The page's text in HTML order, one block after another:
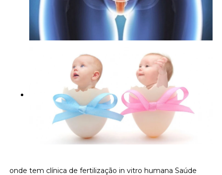
onde tem clínica de fertilização in vitro humana Saúde